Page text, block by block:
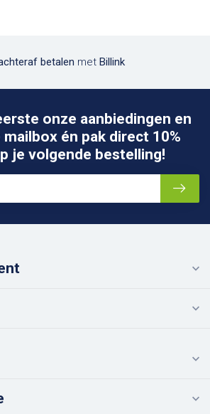
betalen met Billink
onze aanbiedingen en
én pak direct 10%
je volgende bestelling!